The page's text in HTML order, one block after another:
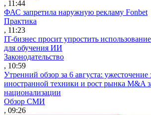
, 11:44
ФАС запретила наружную рекламу Fonbet
Практика
, 11:23
IT-бизнес просит упростить
для обучения ИИ
Законодательство
, 10:59
Утренний обзор за 6 августа: ужесточение
иностранной техники и рост рынка M&A
национализации
Обзор СМИ
, 09:26